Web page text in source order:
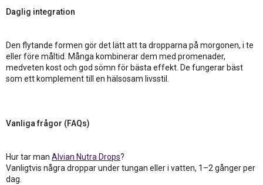
Daglig integration
Den flytande formen gör det lätt att ta dropparna på morgonen, i te
eller före måltid. Många kombinerar dem med promenader,
medveten kost och god sömn för bästa effekt. De fungerar bäst
som ett komplement till en hälsosam livsstil.
Vanliga frågor (FAQs)
Hur tar man Alvian Nutra Drops?
Vanligtvis några droppar under tungan eller i vatten, 1–2 gånger per
dag.